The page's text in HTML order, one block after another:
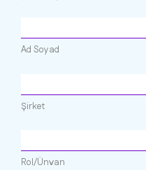
Ad Soyad
Şirket
Rol/Ünvan